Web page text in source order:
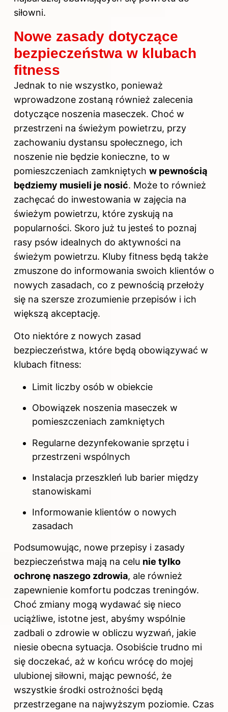
siłowni.
Nowe zasady dotyczące
bezpieczeństwa w klubach
fitness
Jednak to nie wszystko, ponieważ
wprowadzone zostaną również zalecenia
dotyczące noszenia maseczek. Choć w
przestrzeni na świeżym powietrzu, przy
zachowaniu dystansu społecznego, ich
noszenie nie będzie konieczne, to w
pomieszczeniach zamkniętych w pewnością
będziemy musieli je nosić. Może to również
zachęcać do inwestowania w zajęcia na
świeżym powietrzu, które zyskują na
popularności. Skoro już tu jesteś to poznaj
rasy psów idealnych do aktywności na
świeżym powietrzu. Kluby fitness będą także
zmuszone do informowania swoich klientów o
nowych zasadach, co z pewnością przełoży
się na szersze zrozumienie przepisów i ich
większą akceptację.
Oto niektóre z nowych zasad
bezpieczeństwa, które będą obowiązywać w
klubach fitness:
Limit liczby osób w obiekcie
Obowiązek noszenia maseczek w
pomieszczeniach zamkniętych
Regularne dezynfekowanie sprzętu i
przestrzeni wspólnych
Instalacja przeszkleń lub barier między
stanowiskami
Informowanie klientów o nowych
zasadach
Podsumowując, nowe przepisy i zasady
bezpieczeństwa mają na celu nie tylko
ochronę naszego zdrowia, ale również
zapewnienie komfortu podczas treningów.
Choć zmiany mogą wydawać się nieco
uciążliwe, istotne jest, abyśmy wspólnie
zadbali o zdrowie w obliczu wyzwań, jakie
niesie obecna sytuacja. Osobiście trudno mi
się doczekać, aż w końcu wrócę do mojej
ulubionej siłowni, mając pewność, że
wszystkie środki ostrożności będą
przestrzegane na najwyższym poziomie. Czas